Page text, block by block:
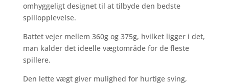
omhyggeligt designet til at tilbyde den bedste
spillopplevelse.
Battet vejer mellem 360g og 375g, hvilket ligger i det,
man kalder det ideelle vægtområde for de fleste
spillere.
Den lette vægt giver mulighed for hurtige sving,